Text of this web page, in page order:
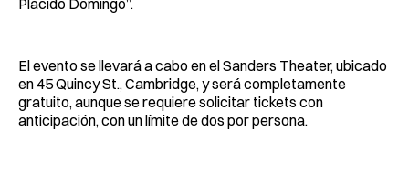
El evento se llevará a cabo en el Sanders Theater, ubicado
en 45 Quincy St., Cambridge, y será completamente
gratuito, aunque se requiere solicitar tickets con
anticipación, con un límite de dos por persona.